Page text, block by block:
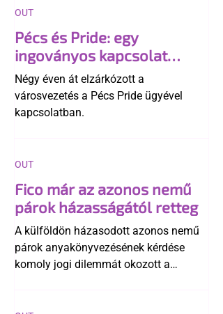
Pécs és Pride: egy
ingoványos kapcsolat
története
Négy éven át elzárkózott a
városvezetés a Pécs Pride ügyével
kapcsolatban.
OUT
Fico már az azonos nemű
párok házasságától retteg
A külföldön házasodott azonos nemű
párok anyakönyvezésének kérdése
komoly jogi dilemmát okozott a
OUT